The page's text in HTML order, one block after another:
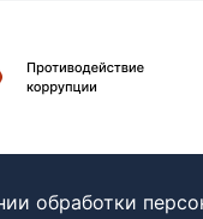
обработки